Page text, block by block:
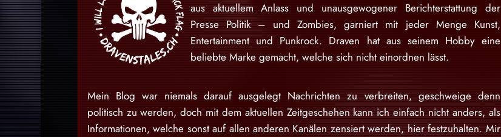
aus aktuellem Anlass und unausgewogener Berichterstattung der
Presse Politik – und Zombies, garniert mit jeder Menge Kunst,
Entertainment und Punkrock. Draven hat aus seinem Hobby eine
beliebte Marke gemacht, welche sich nicht einordnen lässt.
Mein Blog war niemals darauf ausgelegt Nachrichten zu verbreiten, geschweige denn
politisch zu werden, doch mit dem aktuellen Zeitgeschehen kann ich einfach nicht anders, als
Informationen, welche sonst auf allen anderen Kanälen zensiert werden, hier festzuhalten. Mir